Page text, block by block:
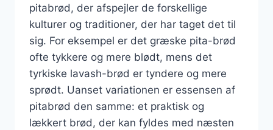
pitabrød, der afspejler de forskellige
kulturer og traditioner, der har taget det til
sig. For eksempel er det græske pita-brød
ofte tykkere og mere blødt, mens det
tyrkiske lavash-brød er tyndere og mere
sprødt. Uanset variationen er essensen af
pitabrød den samme: et praktisk og
lækkert brød, der kan fyldes med næsten